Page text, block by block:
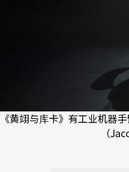
《黄翊与库卡》有工业机器
（